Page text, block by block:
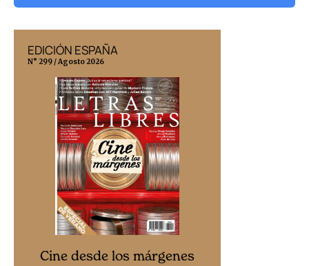
EDICIÓN ESPAÑA
N° 299 / Agosto 2026
Cine desde los márgenes